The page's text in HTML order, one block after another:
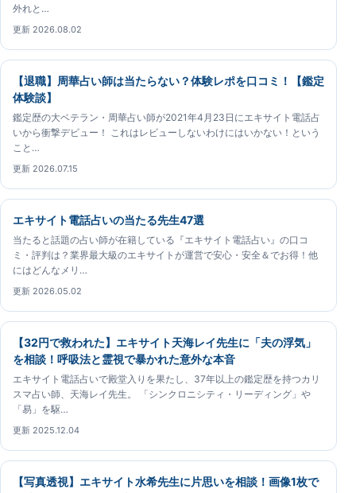
外れと…
更新 2026.08.02
【退職】周華占い師は当たらない？体験レポを口コミ！【鑑定
体験談】
鑑定歴の大ベテラン・周華占い師が2021年4月23日にエキサイト電話占
いから衝撃デビュー！ これはレビューしないわけにはいかない！という
こと…
更新 2026.07.15
エキサイト電話占いの当たる先生47選
当たると話題の占い師が在籍している『エキサイト電話占い』の口コ
ミ・評判は？業界最大級のエキサイトが運営で安心・安全＆でお得！他
にはどんなメリ…
更新 2026.05.02
【32円で救われた】エキサイト天海レイ先生に「夫の浮気」
を相談！呼吸法と霊視で暴かれた意外な本音
エキサイト電話占いで殿堂入りを果たし、37年以上の鑑定歴を持つカリ
スマ占い師、天海レイ先生。 「シンクロニシティ・リーディング」や
「易」を駆…
更新 2025.12.04
【写真透視】エキサイト水希先生に片思いを相談！画像1枚で